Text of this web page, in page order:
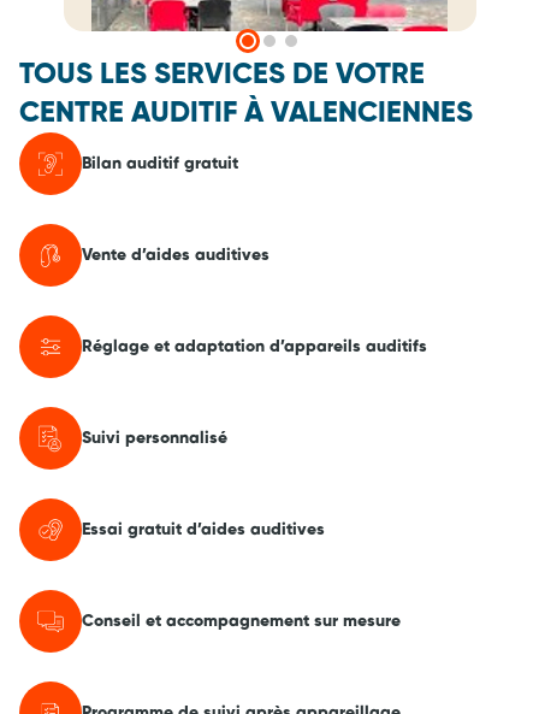
TOUS LES SERVICES DE VOTRE
CENTRE AUDITIF À VALENCIENNES
Bilan auditif gratuit
Vente d’aides auditives
Réglage et adaptation d’appareils auditifs
Suivi personnalisé
Essai gratuit d’aides auditives
Conseil et accompagnement sur mesure